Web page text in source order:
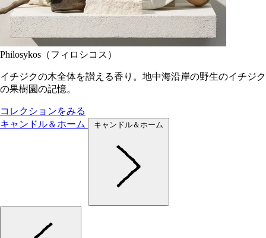
Philosykos（フィロシコス）
イチジクの木全体を讃える香り。地中海沿岸の野生のイチジク
の果樹園の記憶。
コレクションをみる
キャンドル＆ホーム
キャンドル＆ホーム